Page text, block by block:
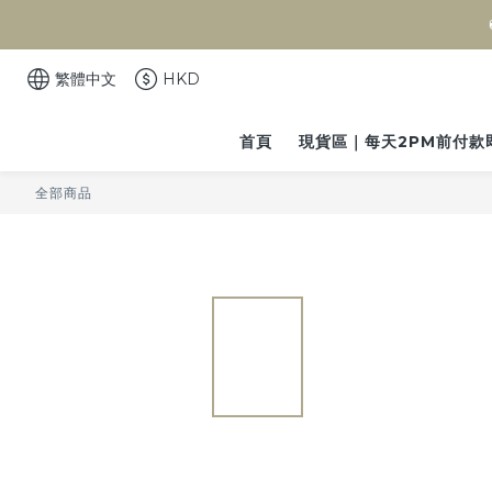
繁體中文 HKD
首頁 現貨區｜每天2PM前付
全部商品